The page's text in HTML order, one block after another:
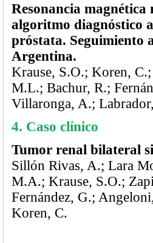
Resonancia
algoritmo diagnóstico
próstata. Seguimiento
Argentina.
Krause, S.O.; Koren,
M.L.; Bachur, R.;
Villaronga, A.;
4. Caso clínico
Tumor renal bilateral
Sillón Rivas, A.; Lara
M.A.; Krause, S.O.;
Fernández, G.;
Koren, C.